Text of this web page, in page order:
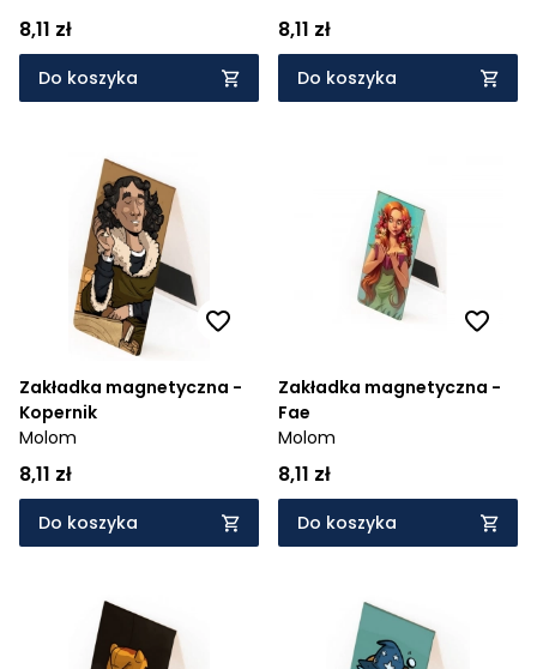
8,11 zł
Do koszyka
8,11 zł
Do koszyka
Zakładka magnetyczna -
Kopernik
Molom
8,11 zł
Do koszyka
Zakładka magnetyczna -
Fae
Molom
8,11 zł
Do koszyka